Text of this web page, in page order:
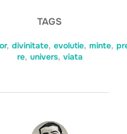
TAGS
, divinitate, evolutie, minte,
re, univers, viata
POST AUTHOR